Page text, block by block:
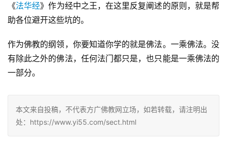
《法华经》作为经中之王，在这里反复阐述的原则，就是帮
助各位避开这些坑的。
作为佛教的纲领，你要知道你学的就是佛法。一乘佛法。没
有除此之外的佛法，任何法门都只是，也只能是一乘佛法的
一部分。
本文来自投稿，不代表方广佛教网立场，如若转载，请注明出
处：https://www.yi55.com/sect.html